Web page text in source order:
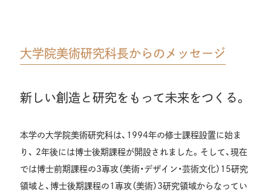
大学院美術研究科長からのメッセージ
新しい創造と研究をもって未来をつくる。
本学の大学院美術研究科は、1994年の修士課程設置に始ま
り、 2年後には博士後期課程が開設されました。そして、現在
では博士前期課程の3専攻（美術・デザイン・芸術文化）15研究
領域と、博士後期課程の1専攻（美術）3研究領域からなってい